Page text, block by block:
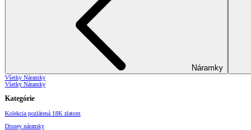
Náramky
Všetky Náramky
Všetky Náramky
Kategórie
Kolekcia pozlátená 18K zlatom
Disney náramky